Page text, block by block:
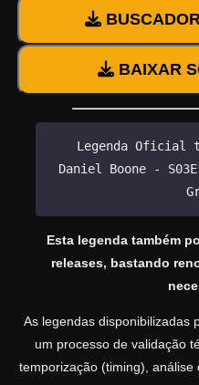
BAIXAR
Legenda Oficial
Daniel Boone -
Esta legenda também
releases, bastando
As legendas disponibilizadas
um processo de validação
temporização (timing),